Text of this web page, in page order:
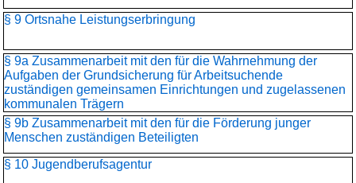
§ 9 Ortsnahe Leistungserbringung
§ 9a Zusammenarbeit mit den für die Wahrnehmung der
Aufgaben der Grundsicherung für Arbeitsuchende
zuständigen gemeinsamen Einrichtungen und zugelassenen
kommunalen Trägern
§ 9b Zusammenarbeit mit den für die Förderung junger
Menschen zuständigen Beteiligten
§ 10 Jugendberufsagentur